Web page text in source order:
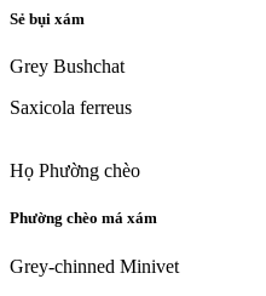
Sẻ bụi xám
Grey Bushchat
Saxicola ferreus
Họ Phường chèo
Phường chèo má xám
Grey-chinned Minivet